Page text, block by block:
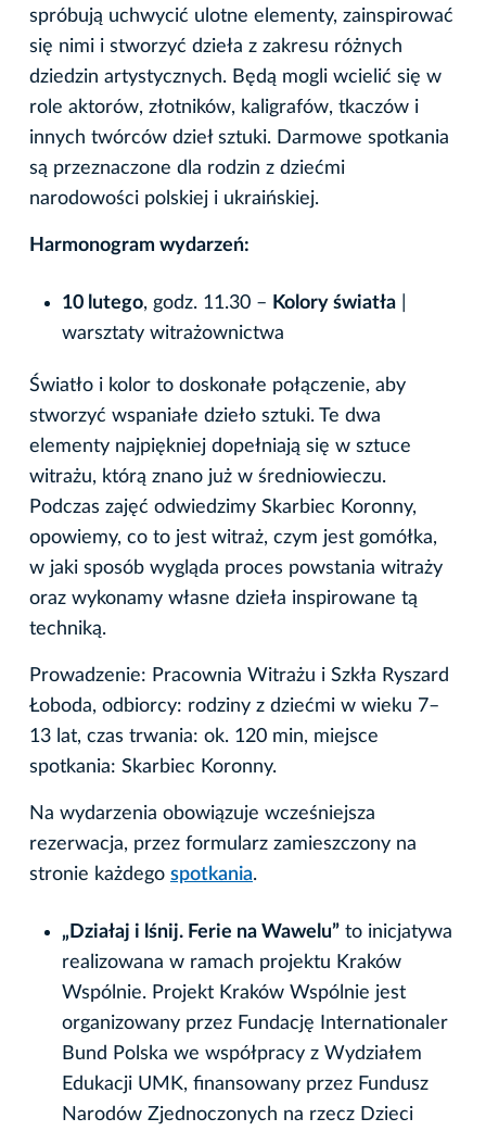
spróbują uchwycić ulotne elementy, zainspirować
się nimi i stworzyć dzieła z zakresu różnych
dziedzin artystycznych. Będą mogli wcielić się w
role aktorów, złotników, kaligrafów, tkaczów i
innych twórców dzieł sztuki. Darmowe spotkania
są przeznaczone dla rodzin z dziećmi
narodowości polskiej i ukraińskiej.
Harmonogram wydarzeń:
10 lutego, godz. 11.30 – Kolory światła
warsztaty witrażownictwa
Światło i kolor to doskonałe połączenie, aby
stworzyć wspaniałe dzieło sztuki. Te dwa
elementy najpiękniej dopełniają się w sztuce
witrażu, którą znano już w średniowieczu.
Podczas zajęć odwiedzimy Skarbiec Koronny,
opowiemy, co to jest witraż, czym jest gomółka,
w jaki sposób wygląda proces powstania witraży
oraz wykonamy własne dzieła inspirowane tą
techniką.
Prowadzenie: Pracownia Witrażu i Szkła Ryszard
Łoboda, odbiorcy: rodziny z dziećmi w wieku 7–
13 lat, czas trwania: ok. 120 min, miejsce
spotkania: Skarbiec Koronny.
Na wydarzenia obowiązuje wcześniejsza
rezerwacja, przez formularz zamieszczony na
stronie każdego spotkania.
„Działaj i lśnij. Ferie na Wawelu” to inicjatywa
realizowana w ramach projektu Kraków
Wspólnie. Projekt Kraków Wspólnie jest
organizowany przez Fundację Internationaler
Bund Polska we współpracy z Wydziałem
Edukacji UMK, finansowany przez Fundusz
Narodów Zjednoczonych na rzecz Dzieci